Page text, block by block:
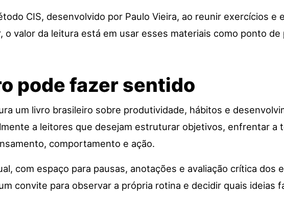
CIS, desenvolvido por Paulo Vieira, ao reunir exercícios e
o valor da leitura está em usar esses materiais como ponto de
pode fazer sentido
um livro brasileiro sobre produtividade, hábitos e
a leitores que desejam estruturar objetivos, enfrentar a
comportamento e ação.
com espaço para pausas, anotações e avaliação crítica dos
convite para observar a própria rotina e decidir quais ideias